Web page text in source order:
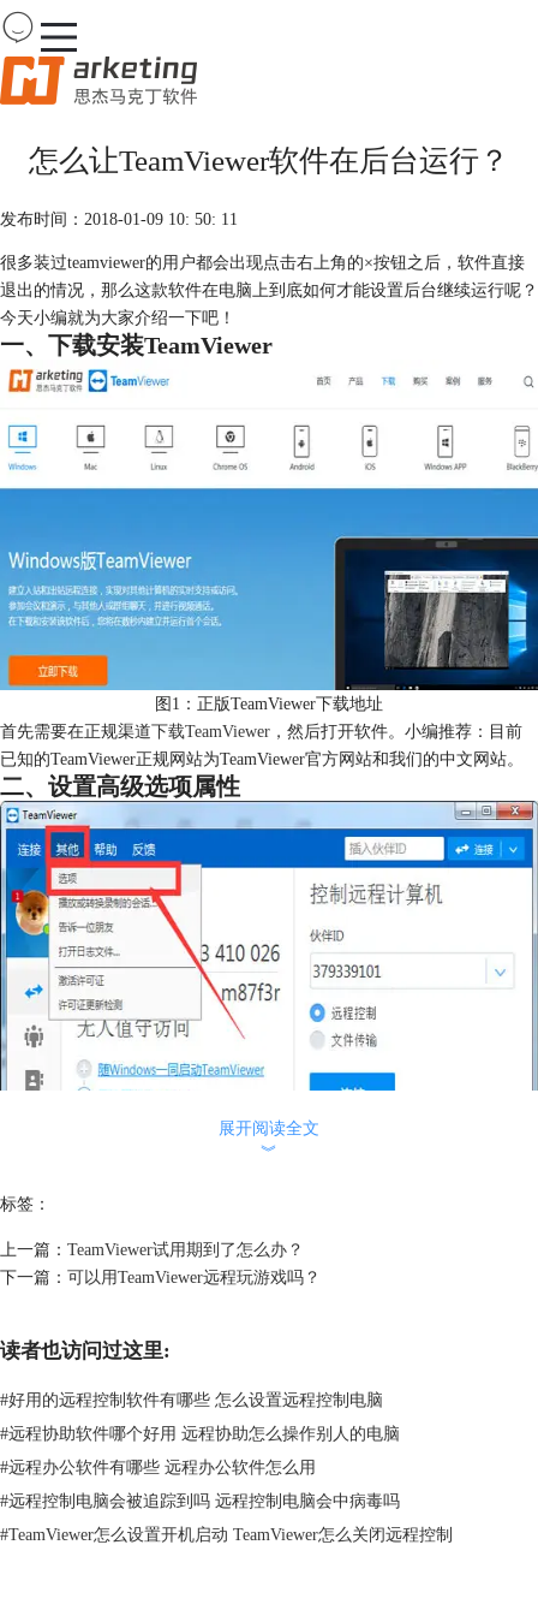
Viewer
首页
下载
购买
案例
服务
怎么让TeamViewer软件在后台运行？
发布时间：2018-01-09 10: 50: 11
很多装过teamviewer的用户都会出现点击右上角的×按钮之后，软件直接
退出的情况，那么这款软件在电脑上到底如何才能设置后台继续运行呢？
今天小编就为大家介绍一下吧！
一、下载安装TeamViewer
图1：正版TeamViewer下载地址
首先需要在正规渠道下载TeamViewer ，然后打开软件。小编推荐：目前
已知的TeamViewer正规网站为TeamViewer官方网站和我们的中文网站。
二、设置高级选项属性
图2：TeamViewer选项按钮
展开阅读全文
︾
标签：
上一篇： TeamViewer试用期到了怎么办？
下一篇： 可以用TeamViewer远程玩游戏吗？
读者也访问过这里:
#好用的远程控制软件有哪些 怎么设置远程控制电脑
#远程协助软件哪个好用 远程协助怎么操作别人的电脑
#远程办公软件有哪些 远程办公软件怎么用
#远程控制电脑会被追踪到吗 远程控制电脑会中病毒吗
#TeamViewer怎么设置开机启动 TeamViewer怎么关闭远程控制